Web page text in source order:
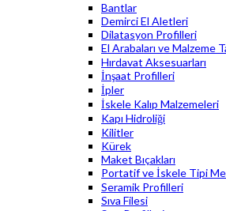
Bantlar
Demirci El Aletleri
Dilatasyon Profilleri
El Arabaları ve Malzeme
Hırdavat Aksesuarları
İnşaat Profilleri
İpler
İskele Kalıp Malzemeleri
Kapı Hidroliği
Kilitler
Kürek
Maket Bıçakları
Portatif ve İskele Tipi
Seramik Profilleri
Sıva Filesi